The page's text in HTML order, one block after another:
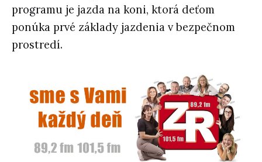
programu je jazda na koni, ktorá deťom
ponúka prvé základy jazdenia v bezpečnom
prostredí.